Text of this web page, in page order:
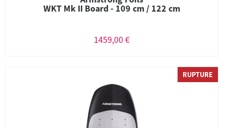
WKT Mk II Board - 109 cm / 122 cm
1459,00 €
RUPTURE